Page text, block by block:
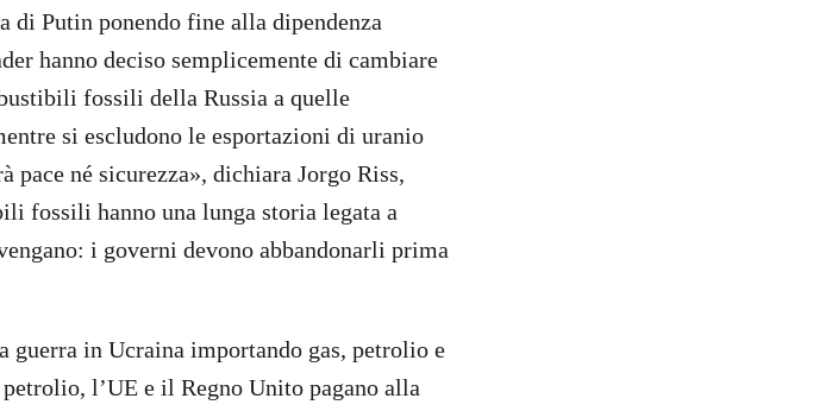
di Putin ponendo fine alla dipendenza
hanno deciso semplicemente di cambiare
fossili della Russia a quelle
si escludono le esportazioni di uranio
pace né sicurezza», dichiara Jorgo Riss,
fossili hanno una lunga storia legata a
i governi devono abbandonarli prima
guerra in Ucraina importando gas, petrolio e
l’UE e il Regno Unito pagano alla